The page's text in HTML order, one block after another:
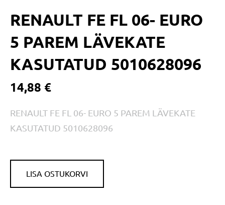
RENAULT FE FL 06- EURO
5 PAREM LÄVEKATE
KASUTATUD 5010628096
14,88 €
RENAULT FE FL 06- EURO 5 PAREM LÄVEKATE
KASUTATUD 5010628096
LISA OSTUKORVI